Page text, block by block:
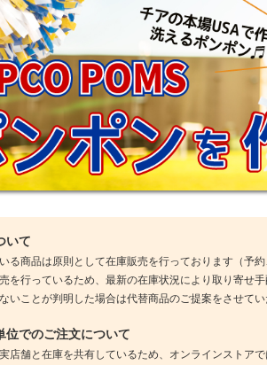
いて
る商品は原則として在庫販売を行っております（予
を行っているため、最新の在庫状況により取り寄せ
いことが判明した場合は代替商品のご提案をさせてい
位でのご注文について
店舗と在庫を共有しているため、オンラインストア